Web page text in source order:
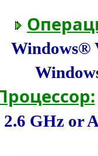
Windows®
2.6 GHz or